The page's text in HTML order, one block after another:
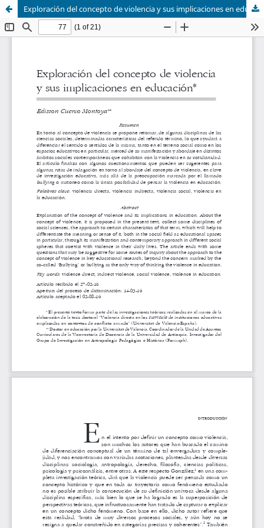
Exploración del concepto de violencia y sus implicaciones en educación